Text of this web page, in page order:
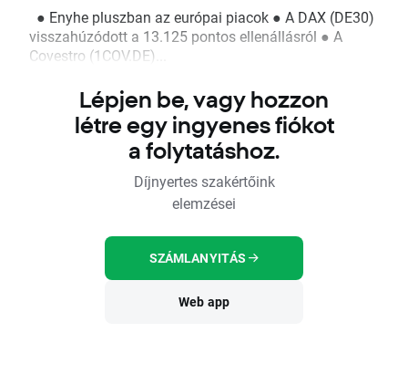
● Enyhe pluszban az európai piacok ● A DAX (DE30)
visszahúzódott a 13.125 pontos ellenállásról ● A
Covestro (1COV.DE)...
Lépjen be, vagy hozzon
létre egy ingyenes fiókot
a folytatáshoz.
Díjnyertes szakértőink
elemzései
SZÁMLANYITÁS
Web app